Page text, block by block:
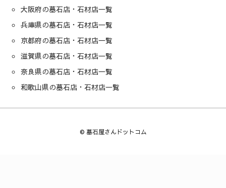
大阪府の墓石店・石材店一覧
兵庫県の墓石店・石材店一覧
京都府の墓石店・石材店一覧
滋賀県の墓石店・石材店一覧
奈良県の墓石店・石材店一覧
和歌山県の墓石店・石材店一覧
© 墓石屋さんドットコム